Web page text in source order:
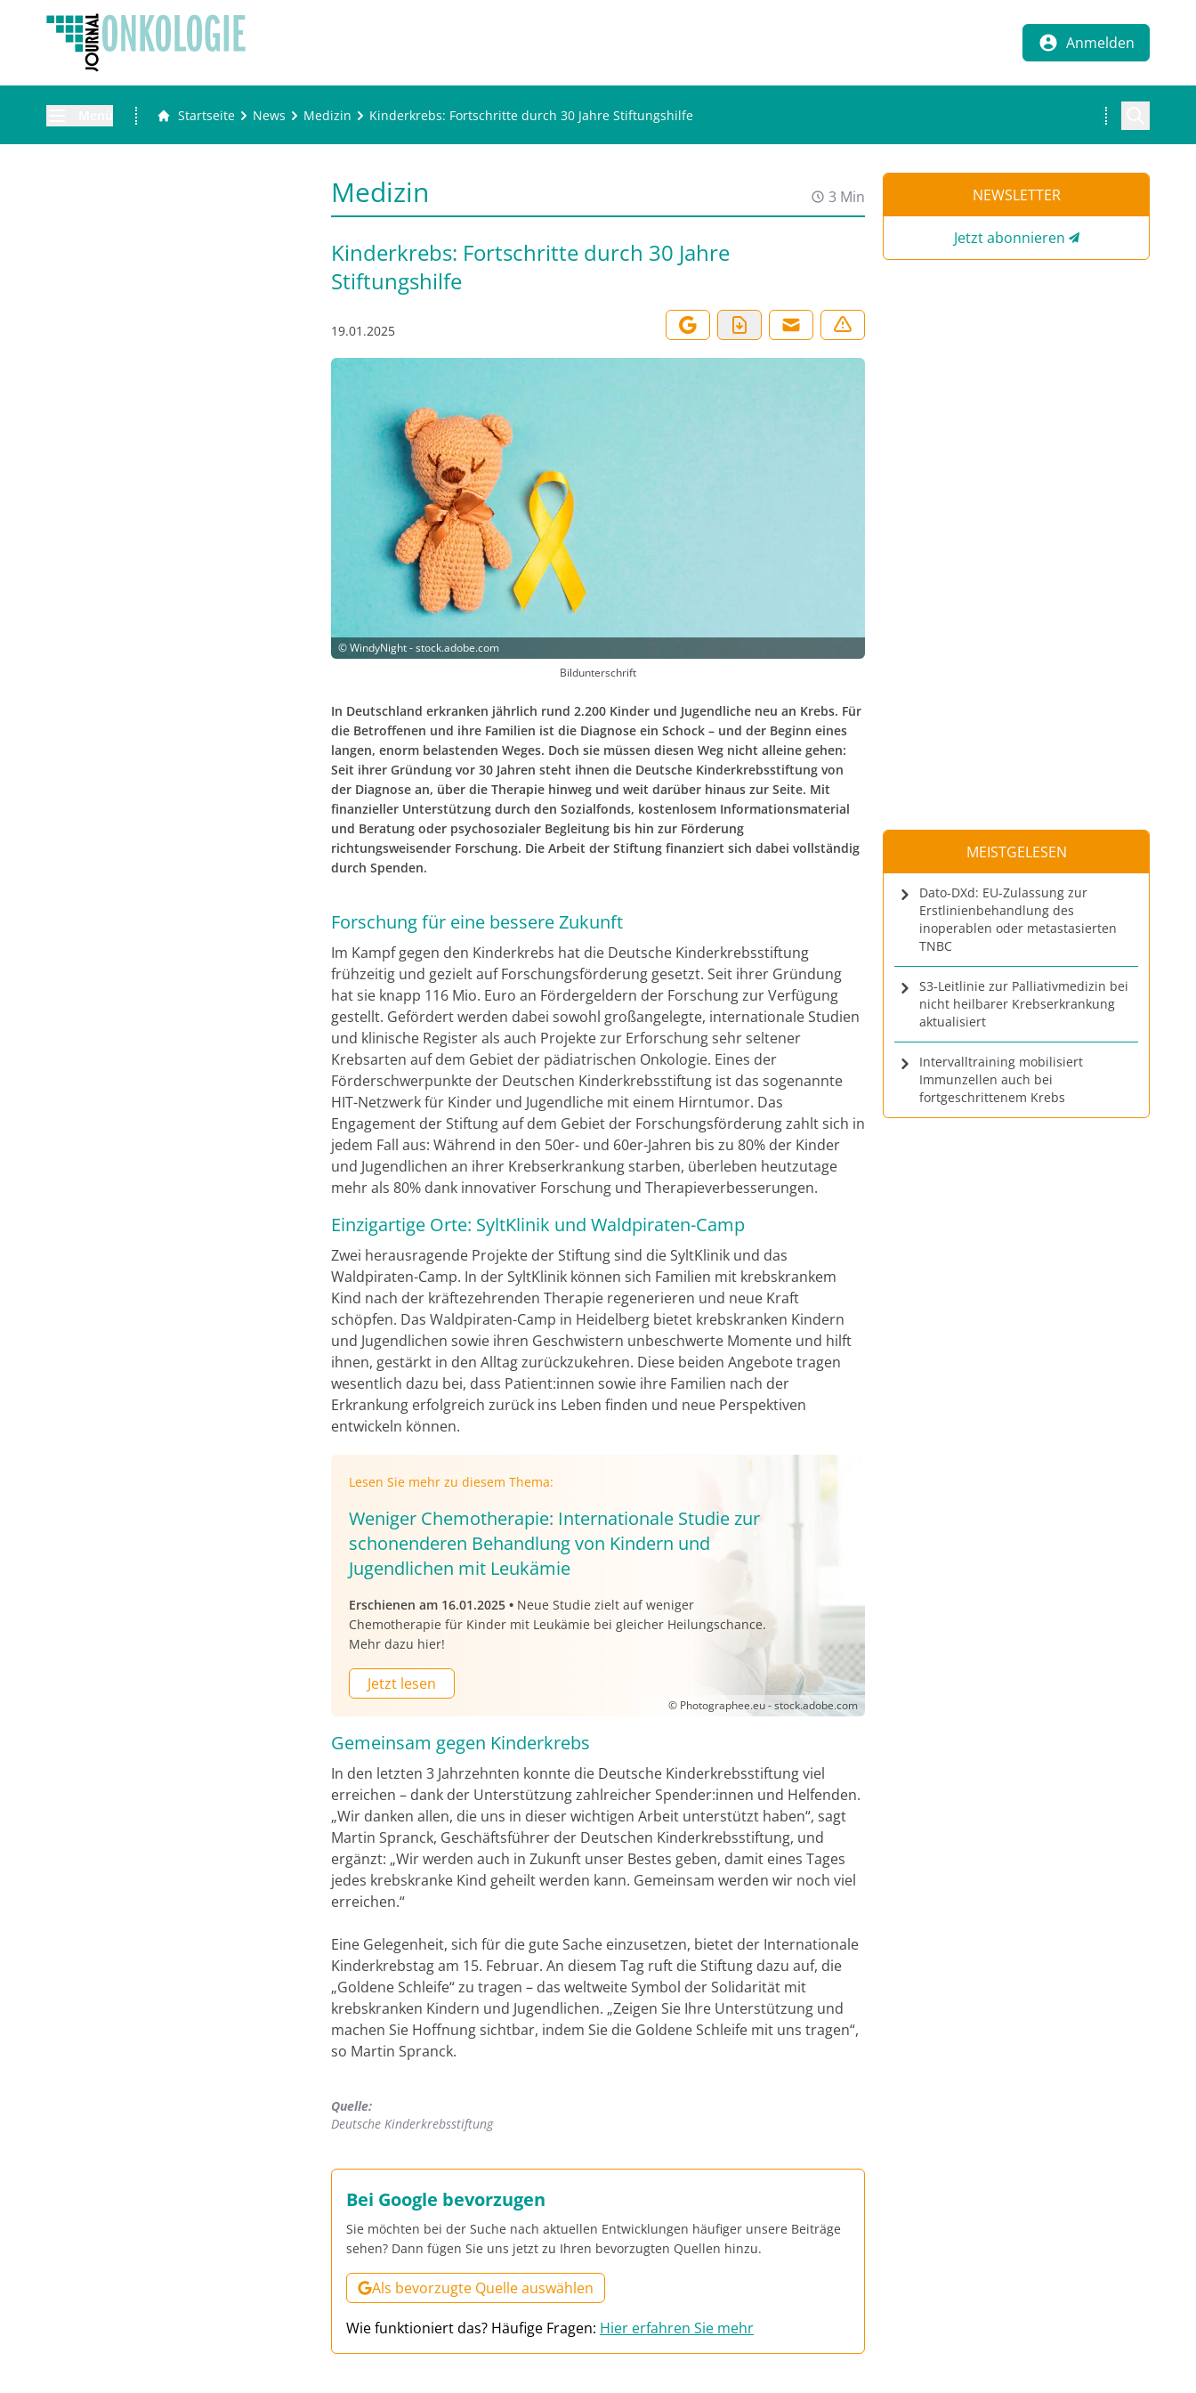
Anmelden
Startseite News Medizin Kinderkrebs: Fortschritte durch 30 Jahre Stiftungshilfe
Medizin 3 Min
Kinderkrebs: Fortschritte durch 30 Jahre
Stiftungshilfe
19.01.2025
©WindyNight - stock.adobe.com
Bildunterschrift
In Deutschland erkranken jährlich rund 2.200 Kinder und Jugendliche neu an Krebs. Für
die Betroffenen und ihre Familien ist die Diagnose ein Schock – und der Beginn eines
langen, enorm belastenden Weges. Doch sie müssen diesen Weg nicht alleine gehen:
Seit ihrer Gründung vor 30 Jahren steht ihnen die Deutsche Kinderkrebsstiftung von
der Diagnose an, über die Therapie hinweg und weit darüber hinaus zur Seite. Mit
finanzieller Unterstützung durch den Sozialfonds, kostenlosem Informationsmaterial
und Beratung oder psychosozialer Begleitung bis hin zur Förderung
richtungsweisender Forschung. Die Arbeit der Stiftung finanziert sich dabei vollständig
durch Spenden.
Forschung für eine bessere Zukunft
Im Kampf gegen den Kinderkrebs hat die Deutsche Kinderkrebsstiftung
frühzeitig und gezielt auf Forschungsförderung gesetzt. Seit ihrer Gründung
hat sie knapp 116 Mio. Euro an Fördergeldern der Forschung zur Verfügung
gestellt. Gefördert werden dabei sowohl großangelegte, internationale Studien
und klinische Register als auch Projekte zur Erforschung sehr seltener
Krebsarten auf dem Gebiet der pädiatrischen Onkologie. Eines der
Förderschwerpunkte der Deutschen Kinderkrebsstiftung ist das sogenannte
HIT-Netzwerk für Kinder und Jugendliche mit einem Hirntumor. Das
Engagement der Stiftung auf dem Gebiet der Forschungsförderung zahlt sich in
jedem Fall aus: Während in den 50er- und 60er-Jahren bis zu 80% der Kinder
und Jugendlichen an ihrer Krebserkrankung starben, überleben heutzutage
mehr als 80% dank innovativer Forschung und Therapieverbesserungen.
Einzigartige Orte: SyltKlinik und Waldpiraten-Camp
Zwei herausragende Projekte der Stiftung sind die SyltKlinik und das
Waldpiraten-Camp. In der SyltKlinik können sich Familien mit krebskrankem
Kind nach der kräftezehrenden Therapie regenerieren und neue Kraft
schöpfen. Das Waldpiraten-Camp in Heidelberg bietet krebskranken Kindern
und Jugendlichen sowie ihren Geschwistern unbeschwerte Momente und hilft
ihnen, gestärkt in den Alltag zurückzukehren. Diese beiden Angebote tragen
wesentlich dazu bei, dass Patient:innen sowie ihre Familien nach der
Erkrankung erfolgreich zurück ins Leben finden und neue Perspektiven
entwickeln können.
Lesen Sie mehr zu diesem Thema:
Weniger Chemotherapie: Internationale Studie zur
schonenderen Behandlung von Kindern und
Jugendlichen mit Leukämie
Erschienen am 16.01.2025 • Neue Studie zielt auf weniger
Chemotherapie für Kinder mit Leukämie bei gleicher Heilungschance.
Mehr dazu hier!
Jetzt lesen
© Photographee.eu - stock.adobe.com
Gemeinsam gegen Kinderkrebs
In den letzten 3 Jahrzehnten konnte die Deutsche Kinderkrebsstiftung viel
erreichen – dank der Unterstützung zahlreicher Spender:innen und Helfenden.
„Wir danken allen, die uns in dieser wichtigen Arbeit unterstützt haben“, sagt
Martin Spranck, Geschäftsführer der Deutschen Kinderkrebsstiftung, und
ergänzt: „Wir werden auch in Zukunft unser Bestes geben, damit eines Tages
jedes krebskranke Kind geheilt werden kann. Gemeinsam werden wir noch viel
erreichen.“
Eine Gelegenheit, sich für die gute Sache einzusetzen, bietet der Internationale
Kinderkrebstag am 15. Februar. An diesem Tag ruft die Stiftung dazu auf, die
„Goldene Schleife“ zu tragen – das weltweite Symbol der Solidarität mit
krebskranken Kindern und Jugendlichen. „Zeigen Sie Ihre Unterstützung und
machen Sie Hoffnung sichtbar, indem Sie die Goldene Schleife mit uns tragen“,
so Martin Spranck.
Quelle:
Deutsche Kinderkrebsstiftung
Bei Google bevorzugen
Sie möchten bei der Suche nach aktuellen Entwicklungen häufiger unsere Beiträge
sehen? Dann fügen Sie uns jetzt zu Ihren bevorzugten Quellen hinzu.
Als bevorzugte Quelle auswählen
Wie funktioniert das? Häufige Fragen: Hier erfahren Sie mehr
NEWSLETTER
Jetzt abonnieren
MEISTGELESEN
Dato-DXd: EU-Zulassung zur
Erstlinienbehandlung des
inoperablen oder metastasierten
TNBC
S3-Leitlinie zur Palliativmedizin bei
nicht heilbarer Krebserkrankung
aktualisiert
Intervalltraining mobilisiert
Immunzellen auch bei
fortgeschrittenem Krebs